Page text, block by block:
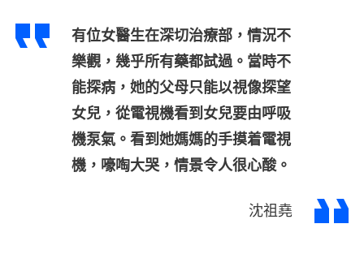
有位女醫生在深切治療部，情況不
樂觀，幾乎所有藥都試過。當時不
能探病，她的父母只能以視像探望
女兒，從電視機看到女兒要由呼吸
機泵氣。看到她媽媽的手摸着電視
機，嚎啕大哭，情景令人很心酸。
沈祖堯